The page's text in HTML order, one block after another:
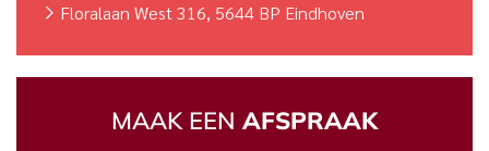
Floralaan West 316, 5644 BP Eindhoven
MAAK EEN AFSPRAAK